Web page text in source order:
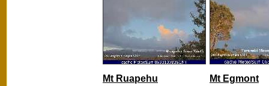
Mt Ruapehu Mt Egmont